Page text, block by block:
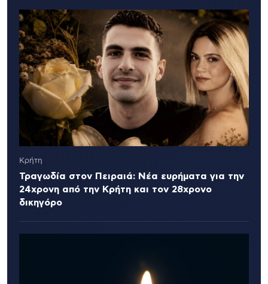
Κρήτη
Τραγωδία στον Πειραιά: Νέα ευρήματα για την
24χρονη από την Κρήτη και τον 28χρονο
δικηγόρο